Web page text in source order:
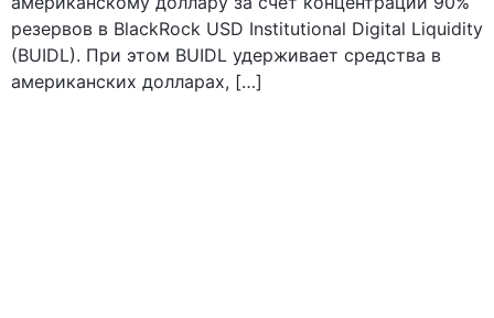
резервов в BlackRock USD Institutional Digital Liquidity
(BUIDL). При этом BUIDL удерживает средства в
американских долларах, […]